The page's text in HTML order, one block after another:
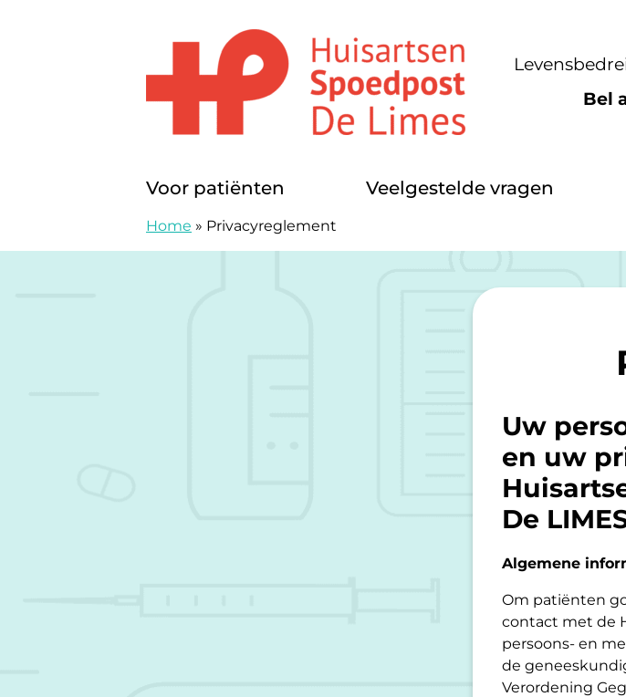
Bel
Voor patiënten Veelgestelde vragen
Home » Privacyreglement
Uw
en uw
De
Algemene
Om patiënten
contact met de
persoons- en
de
Verordening